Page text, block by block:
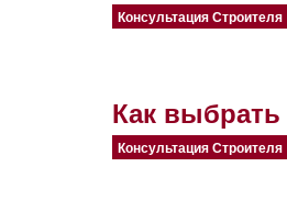
Консультация Строителя
Как выбрать
Консультация Строителя
PrevNext